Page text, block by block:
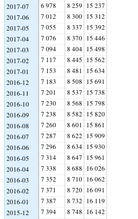
2017-07
6 978 8 259 15 237
2017-06
7 012 8 300 15 312
2017-05
7 055 8 337 15 392
2017-04
7 076 8 370 15 446
2017-03
7 094 8 404 15 498
2017-02
7 117 8 445 15 562
2017-01
7 153 8 481
15 634
2016-12
7 183 8 508 15 691
2016-11
7 201 8 537 15 738
2016-10
7 230 8 568 15 798
2016-09
7 238 8 582 15 820
2016-08
7 260 8 601
15 861
2016-07
7 287 8 622 15 909
2016-06
7 296 8 634 15 930
2016-05
7 314 8 647 15 961
2016-04
7 338 8 688 16 026
2016-03
7 352 8 710 16 062
2016-02
7 371 8 720 16 091
2016-01
7 387 8 732 16 119
2015-12
7 394 8 748 16 142